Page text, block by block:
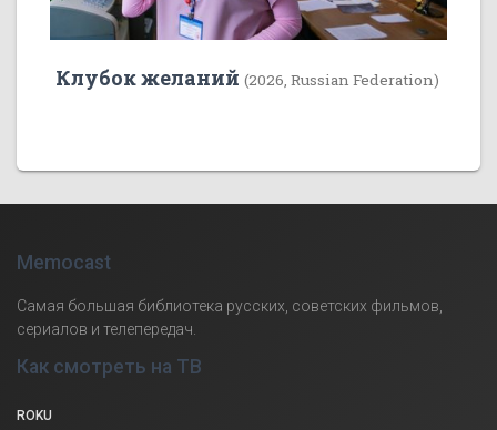
Клубок желаний (2026, Russian Federation)
Memocast
Самая большая библиотека русских, советских фильмов,
сериалов и телепередач.
Как смотреть на ТВ
ROKU